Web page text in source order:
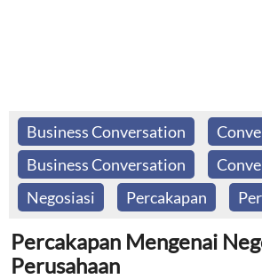
Business Conversation
Business Conversation
Negosiasi
Percakapan
Percakapan Mengenai
Perusahaan